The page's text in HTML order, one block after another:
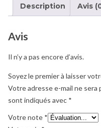
Description Avis
Avis
Il n’y a pas encore d’avis.
Soyez le premier à laisser
Votre adresse e-mail ne sera
sont indiqués avec *
Votre note *